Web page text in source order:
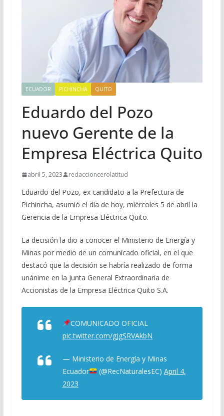
ECUADOR PICHINCHA QUITO
Eduardo del Pozo
nuevo Gerente de la
Empresa Eléctrica Quito
abril 5, 2023 redaccioncerolatitud
Eduardo del Pozo, ex candidato a la Prefectura de
Pichincha, asumió el día de hoy, miércoles 5 de abril la
Gerencia de la Empresa Eléctrica Quito.
La decisión la dio a conocer el Ministerio de Energía y
Minas por medio de un comunicado oficial, en el que
destacó que la decisión se habría realizado de forma
unánime en la Junta General Extraordinaria de
Accionistas de la Empresa Eléctrica Quito S.A.
COMUNICADO OFICIAL
pic.twitter.com/gJgSRVAkbN
— Ministerio de Energía y Minas
Ecuador
(@RecNaturalesEC) April 4,
2023